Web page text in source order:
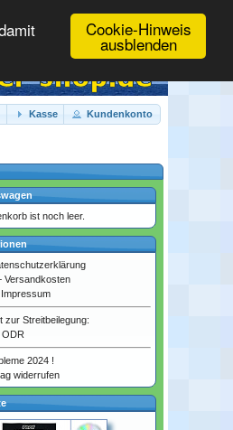
Cookie-Hinweis
ausblenden
Kasse Kundenkonto
ist noch leer.
Versandkosten
Impressum
zur Streitbeilegung:
2024 !
widerrufen